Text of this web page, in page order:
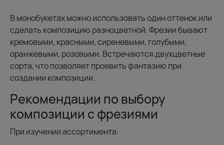
В монобукетах можно использовать один оттенок или
сделать композицию разноцветной. Фрезии бывают
кремовыми, красными, сиреневыми, голубыми,
оранжевыми, розовыми. Встречаются двухцветные
сорта, что позволяет проявить фантазию при
создании композиции.
Рекомендации по выбору
композиции с фрезиями
При изучении ассортимента: